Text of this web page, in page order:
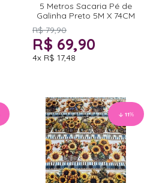
5 Metros Sacaria Pé de
Galinha Preto 5M X 74CM
R$ 79,90
R$ 69,90
4x R$ 17,48
11%